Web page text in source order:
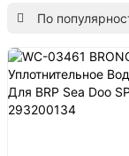
По